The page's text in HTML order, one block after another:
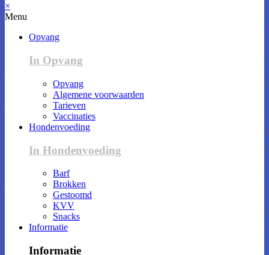
×
Menu
Opvang
In Opvang
Opvang
Algemene voorwaarden
Tarieven
Vaccinaties
Hondenvoeding
In Hondenvoeding
Barf
Brokken
Gestoomd
KVV
Snacks
Informatie
Informatie